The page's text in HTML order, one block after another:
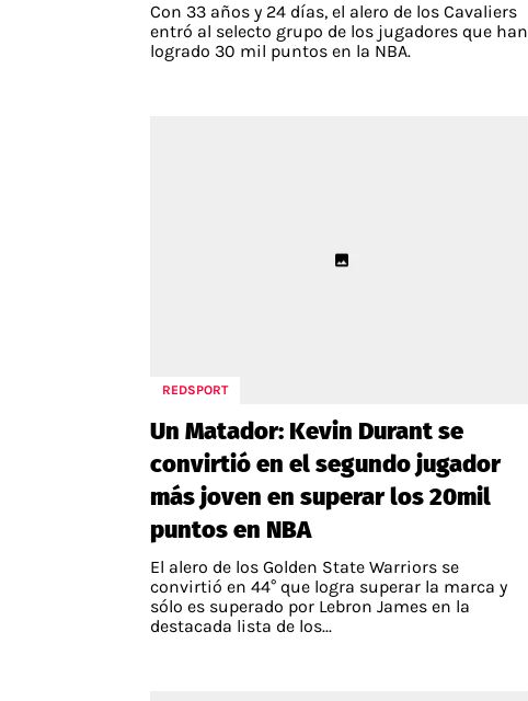
Con 33 años y 24 días, el alero de los Cavaliers
entró al selecto grupo de los jugadores que han
logrado 30 mil puntos en la NBA.
REDSPORT
Un Matador: Kevin Durant se
convirtió en el segundo jugador
más joven en superar los 20mil
puntos en NBA
El alero de los Golden State Warriors se
convirtió en 44° que logra superar la marca y
sólo es superado por Lebron James en la
destacada lista de los...